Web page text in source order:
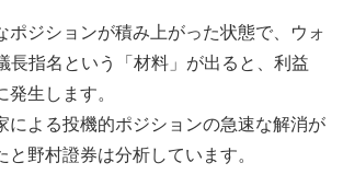
ポジションが積み上がった状態で、ウォ
長指名という「材料」が出ると、利益
生します。
による投機的ポジションの急速な解消が
と野村證券は分析しています。